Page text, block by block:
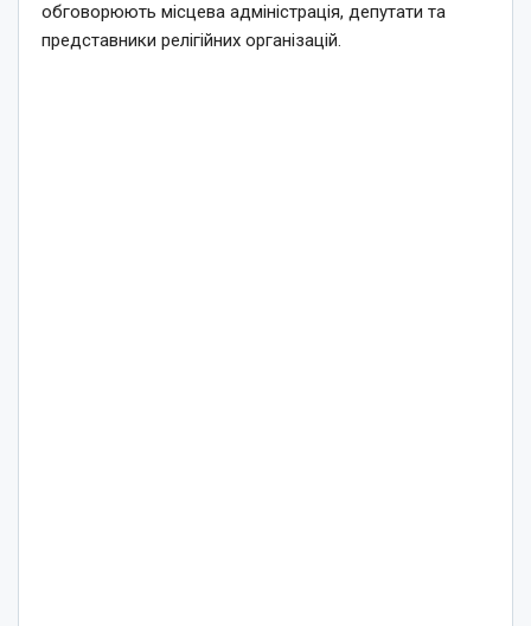
обговорюють місцева адміністрація, депутати та
представники релігійних організацій.